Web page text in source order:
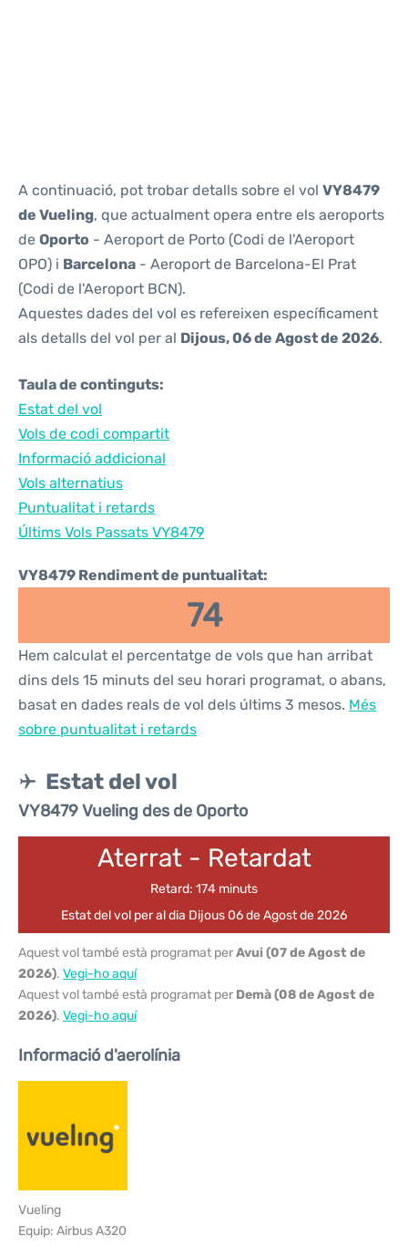
A continuació, pot trobar detalls sobre el vol VY8479
de Vueling, que actualment opera entre els aeroports
de Oporto - Aeroport de Porto (Codi de l'Aeroport
OPO) i Barcelona - Aeroport de Barcelona-El Prat
(Codi de l'Aeroport BCN).
Aquestes dades del vol es refereixen específicament
als detalls del vol per al Dijous, 06 de Agost de 2026.
Taula de continguts:
Estat del vol
Vols de codi compartit
Informació addicional
Vols alternatius
Puntualitat i retards
Últims Vols Passats VY8479
VY8479 Rendiment de puntualitat:
74
Hem calculat el percentatge de vols que han arribat
dins dels 15 minuts del seu horari programat, o abans,
basat en dades reals de vol dels últims 3 mesos. Més
sobre puntualitat i retards
Estat del vol
VY8479 Vueling des de Oporto
Aterrat - Retardat
Retard: 174 minuts
Estat del vol per al dia Dijous 06 de Agost de 2026
Aquest vol també està programat perAvui (07 de Agost de
2026). Vegi-ho aquí
Aquest vol també està programat per Demà (08 de Agost de
2026). Vegi-ho aquí
Informació d'aerolínia
Vueling
Equip: Airbus A320